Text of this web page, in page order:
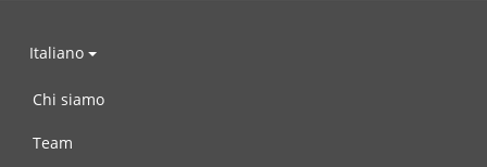
Italiano
Chi siamo
Team